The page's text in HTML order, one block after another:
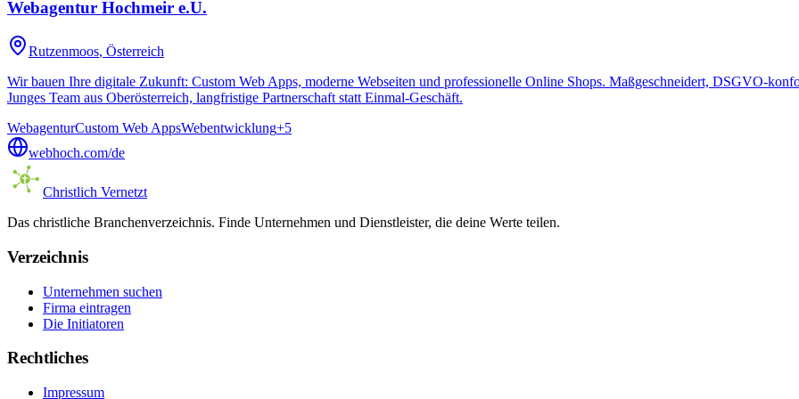
Webagentur Hochmeir e.U.
Rutzenmoos, Österreich
Wir bauen Ihre digitale Zukunft: Custom Web Apps, moderne Webseiten und professionelle Online Shops. Maßgeschneidert, DSGVO-
Junges Team aus Oberösterreich, langfristige Partnerschaft statt Einmal-Geschäft.
WebagenturCustom Web AppsWebentwicklung+5
webhoch.com/de
Christlich Vernetzt
Das christliche Branchenverzeichnis. Finde Unternehmen und Dienstleister, die deine Werte teilen.
Verzeichnis
Unternehmen suchen
Firma eintragen
Die Initiatoren
Rechtliches
Impressum